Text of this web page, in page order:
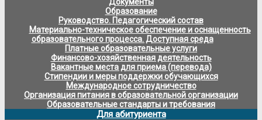
Образование
Руководство. Педагогический состав
Материально-техническое обеспечение и оснащенность
образовательного процесса. Доступная среда
Платные образовательные услуги
Финансово-хозяйственная деятельность
Вакантные места для приема (перевода)
Стипендии и меры поддержки обучающихся
Международное сотрудничество
Организация питания в образовательной организации
Образовательные стандарты и требования
Для абитуриента